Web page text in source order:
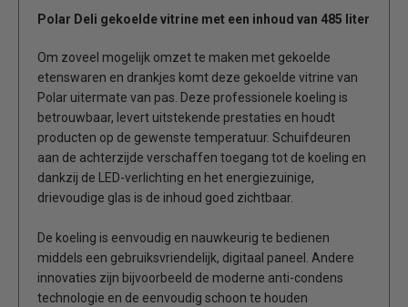
Polar Deli gekoelde vitrine met een inhoud van 485 liter
Om zoveel mogelijk omzet te maken met gekoelde
etenswaren en drankjes komt deze gekoelde vitrine van
Polar uitermate van pas. Deze professionele koeling is
betrouwbaar, levert uitstekende prestaties en houdt
producten op de gewenste temperatuur. Schuifdeuren
aan de achterzijde verschaffen toegang tot de koeling en
dankzij de LED-verlichting en het energiezuinige,
drievoudige glas is de inhoud goed zichtbaar.
De koeling is eenvoudig en nauwkeurig te bedienen
middels een gebruiksvriendelijk, digitaal paneel. Andere
innovaties zijn bijvoorbeeld de moderne anti-condens
technologie en de eenvoudig schoon te houden